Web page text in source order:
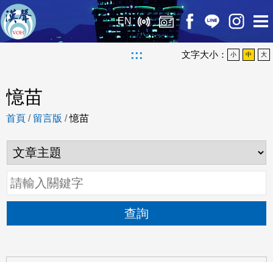
EN
::: 文字大小： 小 中 大
憶苗
首頁 / 留言版 /憶苗
查詢